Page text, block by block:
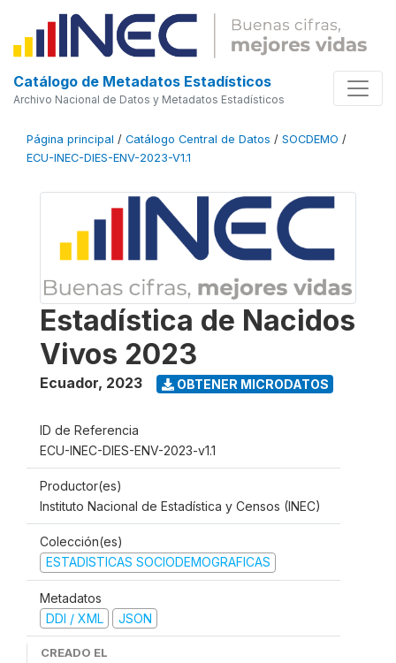
Catálogo de Metadatos Estadísticos
Archivo Nacional de Datos y Metadatos Estadísticos
Página principal / Catálogo Central de Datos / SOCDEMO /
ECU-INEC-DIES-ENV-2023-V1.1
Estadística de Nacidos
Vivos 2023
Ecuador, 2023 OBTENER MICRODATOS
ID de Referencia
ECU-INEC-DIES-ENV-2023-v1.1
Productor(es)
Instituto Nacional de Estadística y Censos (INEC)
Colección(es)
ESTADISTICAS SOCIODEMOGRAFICAS
Metadatos
DDI / XML
JSON
CREADO EL